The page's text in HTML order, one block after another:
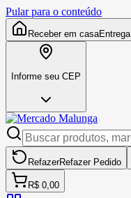
Pular para o conteúdo
Receber em casaEntrega
Informe seu CEP
RefazerRefazer Pedido
R$ 0,00